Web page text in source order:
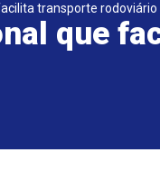
transporte
que